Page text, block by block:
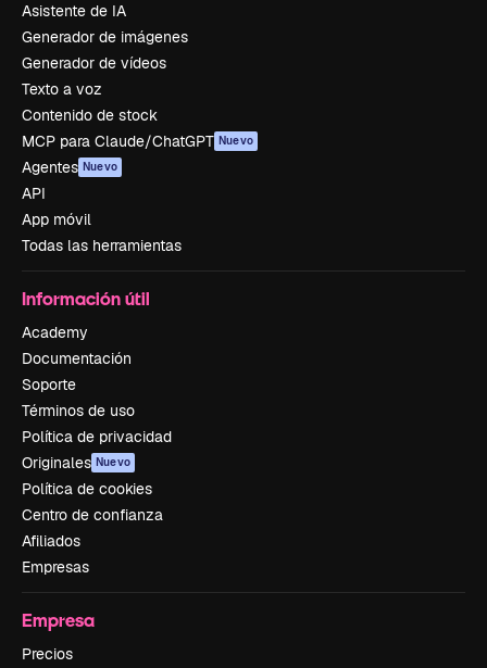
Asistente de IA
Generador de imágenes
Generador de vídeos
Texto a voz
Contenido de stock
MCP para Claude/ChatGPT Nuevo
Agentes Nuevo
API
App móvil
Todas las herramientas
Información útil
Academy
Documentación
Soporte
Términos de uso
Política de privacidad
Originales Nuevo
Política de cookies
Centro de confianza
Afiliados
Empresas
Empresa
Precios